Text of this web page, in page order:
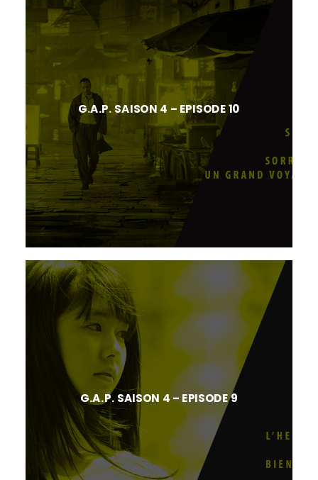
G.A.P. SAISON 4 – EPISODE 10
G.A.P. SAISON 4 – EPISODE 9